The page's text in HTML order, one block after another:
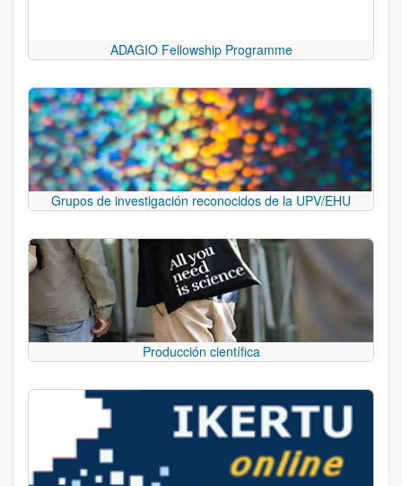
ADAGIO Fellowship Programme
Grupos de investigación reconocidos de la UPV/EHU
Producción científica